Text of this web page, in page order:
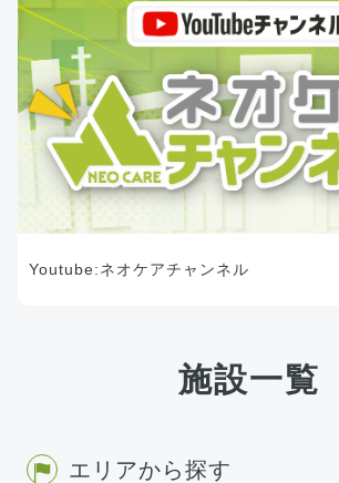
Youtube:ネオケアチャンネル
施設一覧
エリアから探す